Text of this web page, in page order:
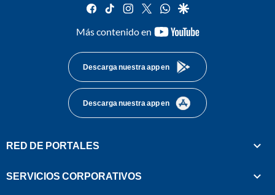
facebook
tiktok instagram
twitterwhatsapp
google
Más contenido en
youtube-
Descarga nuestra app en
Descarga nuestra app en
RED DE PORTALES
SERVICIOS CORPORATIVOS